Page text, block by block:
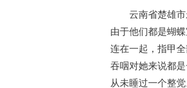
云南省楚雄
由于他们都是蝴
连在一起，指甲
吞咽对她来说都
从未睡过一个整